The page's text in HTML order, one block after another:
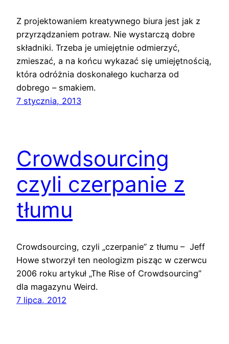
Z projektowaniem kreatywnego biura jest jak z
przyrządzaniem potraw. Nie wystarczą dobre
składniki. Trzeba je umiejętnie odmierzyć,
zmieszać, a na końcu wykazać się umiejętnością,
która odróżnia doskonałego kucharza od
dobrego – smakiem.
7 stycznia, 2013
Crowdsourcing
czyli czerpanie z
tłumu
Crowdsourcing, czyli „czerpanie” z tłumu – Jeff
Howe stworzył ten neologizm pisząc w czerwcu
2006 roku artykuł „The Rise of Crowdsourcing”
dla magazynu Weird.
7 lipca, 2012